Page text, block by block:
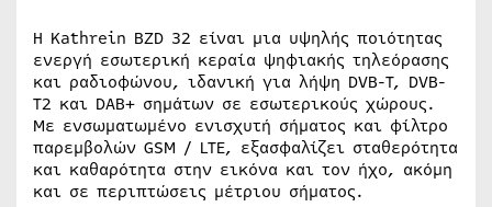
Η Kathrein BZD 32 είναι μια υψηλής ποιότητας
ενεργή εσωτερική κεραία ψηφιακής τηλεόρασης
και ραδιοφώνου, ιδανική για λήψη DVB-T, DVB-
T2 και DAB+ σημάτων σε εσωτερικούς χώρους.
Με ενσωματωμένο ενισχυτή σήματος και φίλτρο
παρεμβολών GSM / LTE, εξασφαλίζει σταθερότητα
και καθαρότητα στην εικόνα και τον ήχο, ακόμη
και σε περιπτώσεις μέτριου σήματος.